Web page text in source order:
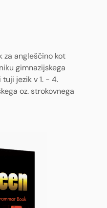
za angleščino kot
gimnazijskega
jezik v 1. - 4.
oz. strokovnega